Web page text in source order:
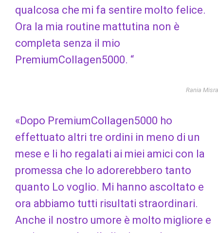
qualcosa che mi fa sentire molto felice.
Ora la mia routine mattutina non è
completa senza il mio
PremiumCollagen5000. “
Rania Misra
«Dopo PremiumCollagen5000 ho
effettuato altri tre ordini in meno di un
mese e li ho regalati ai miei amici con la
promessa che lo adorerebbero tanto
quanto Lo voglio. Mi hanno ascoltato e
ora abbiamo tutti risultati straordinari.
Anche il nostro umore è molto migliore e